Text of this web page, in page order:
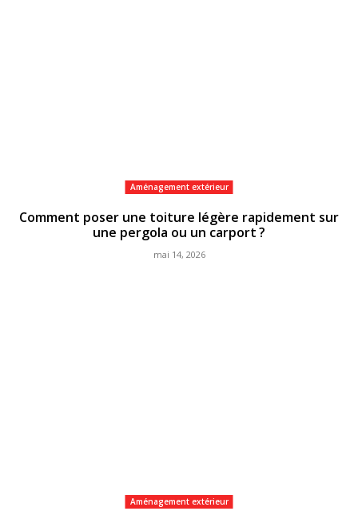
Aménagement extérieur
Comment poser une toiture légère rapidement sur
une pergola ou un carport ?
mai 14, 2026
Aménagement extérieur